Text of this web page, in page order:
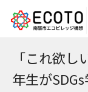
「これ欲
年生が